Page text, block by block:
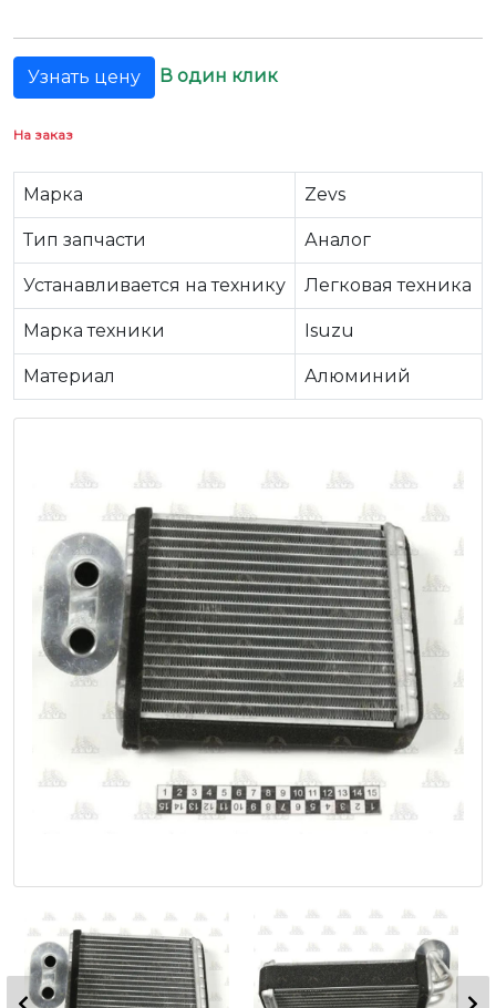
Узнать цену В один клик
На заказ
Марка Zevs
Тип запчасти Аналог
Устанавливается на технику Легковая техника
Марка техники Isuzu
Материал Алюминий